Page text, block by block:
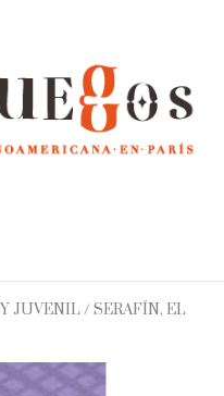
JUVENIL/ SERAFÍN, EL